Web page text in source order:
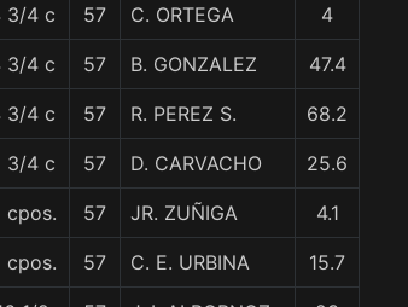
3/4 c 57 C. ORTEGA 4
3/4 c 57 B. GONZALEZ 47.4
3/4 c 57 R. PEREZ S. 68.2
3/4 c 57 D. CARVACHO 25.6
cpos. 57 JR. ZUÑIGA 4.1
cpos. 57 C. E. URBINA 15.7